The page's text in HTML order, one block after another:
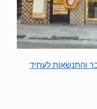
והתנשאות לעתיד